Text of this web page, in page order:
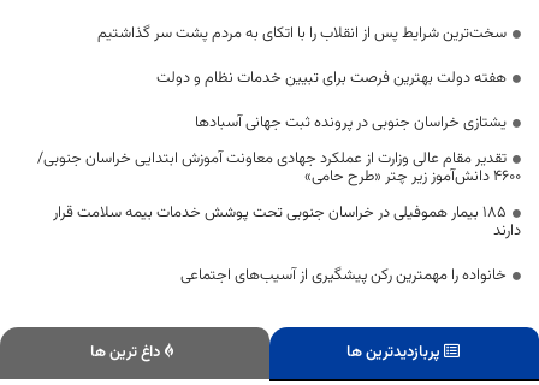
سخت‌ترین شرایط پس از انقلاب را با اتکای به مردم پشت سر گذاشتیم
هفته دولت بهترین فرصت برای تبیین خدمات نظام و دولت
یشتازی خراسان جنوبی در پرونده ثبت جهانی آسبادها
تقدیر مقام عالی وزارت از عملکرد جهادی معاونت آموزش ابتدایی خراسان جنوبی/
۴۶۰۰ دانش‌آموز زیر چتر «طرح حامی»
۱۸۵ بیمار هموفیلی در خراسان جنوبی تحت پوشش خدمات بیمه سلامت قرار
دارند
خانواده را مهمترین رکن پیشگیری از آسیب‌های اجتماعی
پربازدیدترین ها داغ ترین ها